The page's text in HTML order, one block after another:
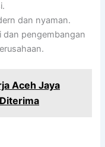
dan nyaman.
dan pengembangan
Aceh Jaya